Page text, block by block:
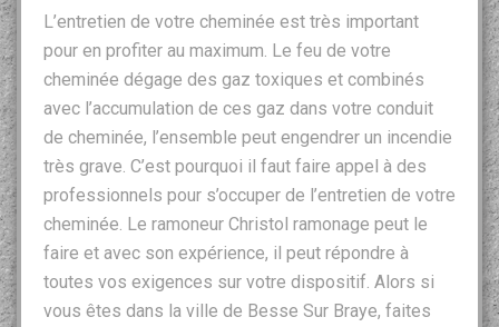
L’entretien de votre cheminée est très important
pour en profiter au maximum. Le feu de votre
cheminée dégage des gaz toxiques et combinés
avec l’accumulation de ces gaz dans votre conduit
de cheminée, l’ensemble peut engendrer un incendie
très grave. C’est pourquoi il faut faire appel à des
professionnels pour s’occuper de l’entretien de votre
cheminée. Le ramoneur Christol ramonage peut le
faire et avec son expérience, il peut répondre à
toutes vos exigences sur votre dispositif. Alors si
vous êtes dans la ville de Besse Sur Braye, faites